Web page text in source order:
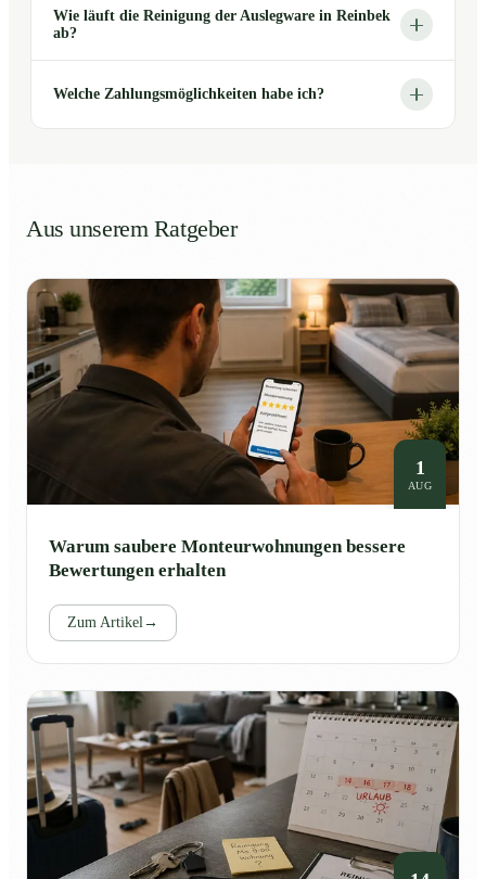
Wie läuft die Reinigung der Auslegware in Reinbek
ab?
Welche Zahlungsmöglichkeiten habe ich?
Aus unserem Ratgeber
1
AUG
Warum saubere Monteurwohnungen bessere
Bewertungen erhalten
Zum Artikel→